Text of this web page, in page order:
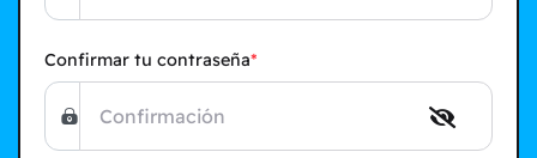
Confirmar tu contraseña